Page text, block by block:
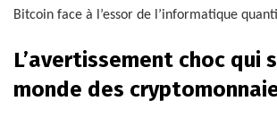
Bitcoin face à l’essor de l’informatique
L’avertissement choc qui
monde des